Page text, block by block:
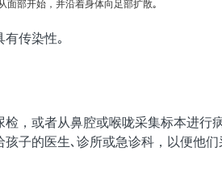
面部开始，并沿着身体向足部扩散｡
传染性｡
，或者从鼻腔或喉咙采集标本进行
子的医生､诊所或急诊科，以便他